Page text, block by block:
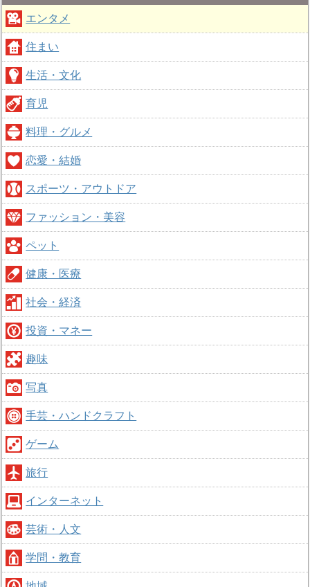
エンタメ
住まい
生活・文化
育児
料理・グルメ
恋愛・結婚
スポーツ・アウトドア
ファッション・美容
ペット
健康・医療
社会・経済
投資・マネー
趣味
写真
手芸・ハンドクラフト
ゲーム
旅行
インターネット
芸術・人文
学問・教育